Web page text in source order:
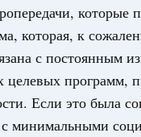
которые
которая, к
с постоянным
целевых программ,
Если это была
минимальными